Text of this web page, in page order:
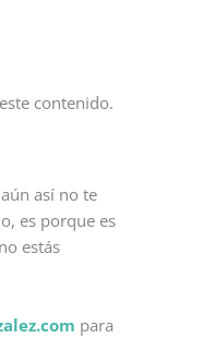
contenido.
así no te
es porque es
estás
para